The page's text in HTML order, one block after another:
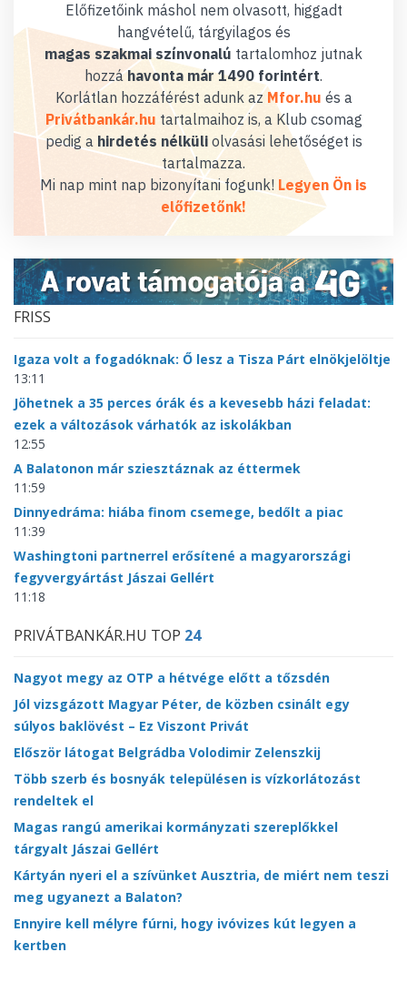
Előfizetőink máshol nem olvasott, higgadt
hangvételű, tárgyilagos és
magas szakmai színvonalú tartalomhoz jutnak
hozzáhavonta már 1490 forintért.
Korlátlan hozzáférést adunk az Mfor.hu és a
Privátbankár.hu tartalmaihoz is, a Klub csomag
pedig a hirdetés nélküliolvasási lehetőséget is
tartalmazza.
Mi nap mint nap bizonyítani fogunk! Legyen Ön is
előfizetőnk!
FRISS
Igaza volt a fogadóknak: Ő lesz a Tisza Párt elnökjelöltje
13:11
Jöhetnek a 35 perces órák és a kevesebb házi feladat:
ezek a változások várhatók az iskolákban
12:55
A Balatonon már sziesztáznak az éttermek
11:59
Dinnyedráma: hiába finom csemege, bedőlt a piac
11:39
Washingtoni partnerrel erősítené a magyarországi
fegyvergyártást Jászai Gellért
11:18
PRIVÁTBANKÁR.HU TOP 24
Nagyot megy az OTP a hétvége előtt a tőzsdén
Jól vizsgázott Magyar Péter, de közben csinált egy
súlyos baklövést – Ez Viszont Privát
Először látogat Belgrádba Volodimir Zelenszkij
Több szerb és bosnyák településen is vízkorlátozást
rendeltek el
Magas rangú amerikai kormányzati szereplőkkel
tárgyalt Jászai Gellért
Kártyán nyeri el a szívünket Ausztria, de miért nem teszi
meg ugyanezt a Balaton?
Ennyire kell mélyre fúrni, hogy ivóvizes kút legyen a
kertben